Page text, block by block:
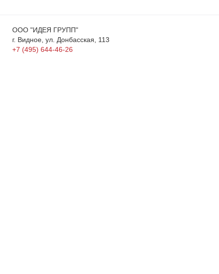
ООО "ИДЕЯ ГРУПП"
г. Видное, ул. Донбасская, 113
+7 (495) 644-46-26